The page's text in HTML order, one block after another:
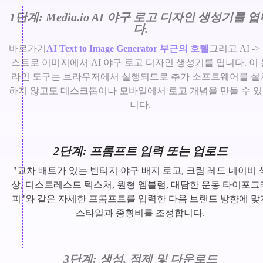
1단계: Media.io AI 야구 로고 디자인 생성기를 엽
다.
바로가기 AI Text to Image Generator 부근의 호텔 그리고 AI ->
스트로 이미지에서 AI 야구 로고 디자인 생성기를 엽니다. 이
라인 도구는 브라우저에서 실행되므로 추가 소프트웨어를 설
하지 않고도 데스크톱이나 모바일에서 로고 개념을 만들 수
니다.
2단계: 프롬프트 입력 또는 업로드
"교차 배트가 있는 빈티지 야구 배지 로고, 크림 레드 네이비
상, 디스트레스드 텍스처, 원형 엠블럼, 대담한 운동 타이포그
피"와 같은 자세한 프롬프트를 입력한 다음 브랜드 방향에 맞
스타일과 종횡비를 조정합니다.
3단계: 생성, 정제 및 다운로드